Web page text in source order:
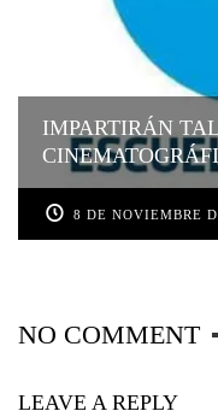
IMPARTIRÁN
8 DE NOVIEMBRE
NO COMMENT
LEAVE A REPLY